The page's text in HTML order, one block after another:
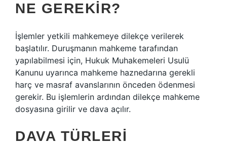
NE GEREKIR?
İşlemler yetkili mahkemeye dilekçe verilerek
başlatılır. Duruşmanın mahkeme tarafından
yapılabilmesi için, Hukuk Muhakemeleri Usulü
Kanunu uyarınca mahkeme haznedarına gerekli
harç ve masraf avanslarının önceden ödenmesi
gerekir. Bu işlemlerin ardından dilekçe mahkeme
dosyasına girilir ve dava açılır.
DAVA TÜRLERI